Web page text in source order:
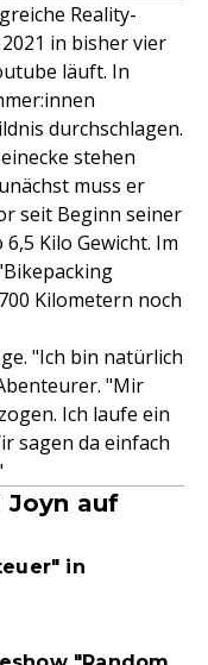
Reality-
in bisher vier
läuft. In
durchschlagen.
stehen
muss er
seit Beginn seiner
Kilo Gewicht. Im
Kilometern noch
"Ich bin natürlich
"Mir
Ich laufe ein
sagen da einfach
Joyn auf
in